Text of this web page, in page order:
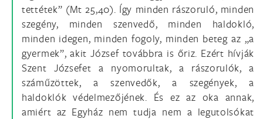
tettétek” (Mt 25,40). Így minden rászoruló, minden
szegény, minden szenvedő, minden haldokló,
minden idegen, minden fogoly, minden beteg az „a
gyermek”, akit József továbbra is őriz. Ezért hívják
Szent Józsefet a nyomorultak, a rászorulók, a
száműzöttek, a szenvedők, a szegények, a
haldoklók védelmezőjének. És ez az oka annak,
amiért az Egyház nem tudja nem a legutolsókat